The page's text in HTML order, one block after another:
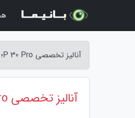
آنالیز تخصصی P 30 Pro؛ سوپرزوم دوست داشتنی هواوی - 1000 جزیره
آنالیز تخصصی P 30 Pro؛ سوپرزوم دوست داشتنی هواوی